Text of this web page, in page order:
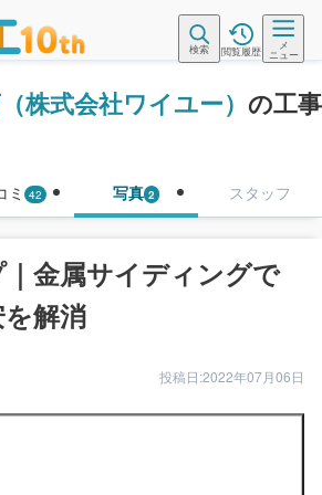
検索 閲覧履歴
メ
ニュー
株式会社ワイユー） の工事
ミ 42 写真 2 スタッフ
金属サイディングで
解消
投稿日:2022年07月06日